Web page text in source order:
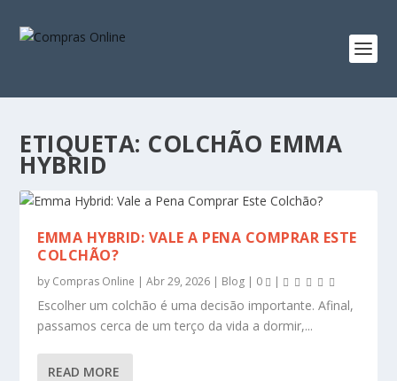
ETIQUETA: COLCHÃO EMMA
HYBRID
EMMA HYBRID: VALE A PENA COMPRAR ESTE
COLCHÃO?
by Compras Online |Abr 29, 2026 | Blog | 0 |
Escolher um colchão é uma decisão importante. Afinal,
passamos cerca de um terço da vida a dormir,...
READ MORE